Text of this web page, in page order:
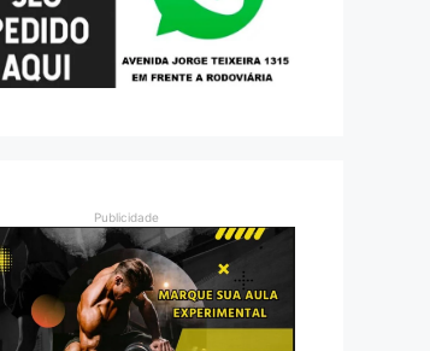
Publicidade